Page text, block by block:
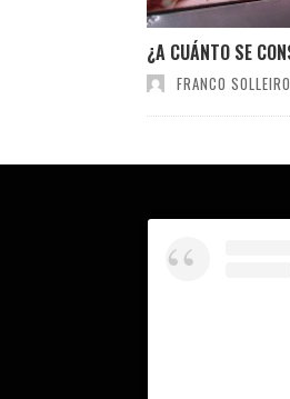
¿A CUÁNTO SE
FRANCO SOLLEIRO